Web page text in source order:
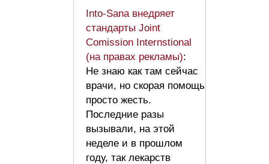
Into-Sana внедряет
стандарты Joint
Comission Internstional
(на правах рекламы):
Не знаю как там сейчас
врачи, но скорая помощь
просто жесть.
Последние разы
вызывали, на этой
неделе и в прошлом
году, так лекарств